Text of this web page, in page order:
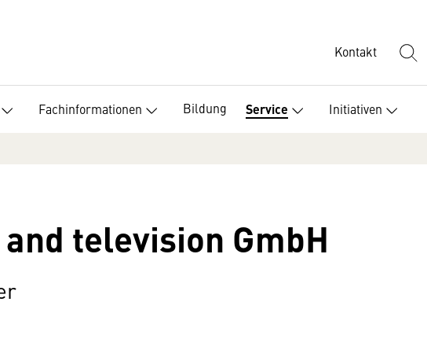
Kontakt
Fachinformationen Bildung Service Initiativen
television GmbH